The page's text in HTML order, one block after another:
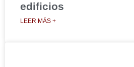
edificios
LEER MÁS +